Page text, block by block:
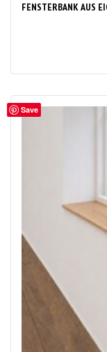
Save